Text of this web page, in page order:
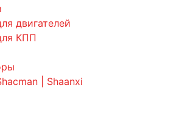
двигателей
КПП
| Shaanxi